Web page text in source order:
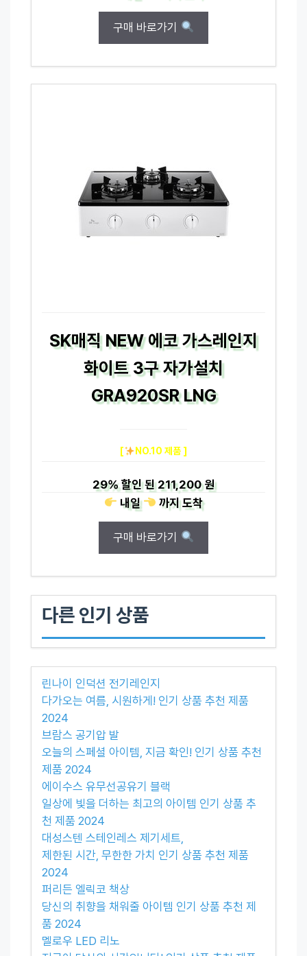
구매 바로가기
SK매직 NEW 에코 가스레인지
화이트 3구 자가설치
GRA920SR LNG
[ NO.10 제품 ]
29%할인 된211,200 원
내일
까지도착
구매 바로가기
다른 인기 상품
린나이 인덕션 전기레인지
다가오는 여름, 시원하게! 인기 상품 추천 제품
2024
브람스 공기압 발
오늘의 스페셜 아이템, 지금 확인! 인기 상품 추천
제품 2024
에이수스 유무선공유기 블랙
일상에 빛을 더하는 최고의 아이템 인기 상품 추
천 제품 2024
대성스텐 스테인레스 제기세트,
제한된 시간, 무한한 가치 인기 상품 추천 제품
2024
퍼리든 엘릭코 책상
당신의 취향을 채워줄 아이템 인기 상품 추천 제
품 2024
멜로우 LED 리노